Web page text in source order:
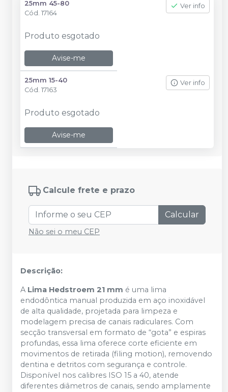
25mm 45-80
Cód. 17164
Ver info
Produto esgotado
Avise-me
25mm 15-40
Cód. 17163
Ver info
Produto esgotado
Avise-me
Calcule frete e prazo
Calcular
Não sei o meu CEP
Descrição:
A Lima Hedstroem 21 mm é uma lima
endodôntica manual produzida em aço inoxidável
de alta qualidade, projetada para limpeza e
modelagem precisa de canais radiculares. Com
secção transversal em formato de “gota” e espiras
profundas, essa lima oferece corte eficiente em
movimentos de retirada (filing motion), removendo
dentina e detritos com segurança e controle.
Disponível nos calibres ISO 15 a 40, atende
diferentes diâmetros de canais, sendo amplamente